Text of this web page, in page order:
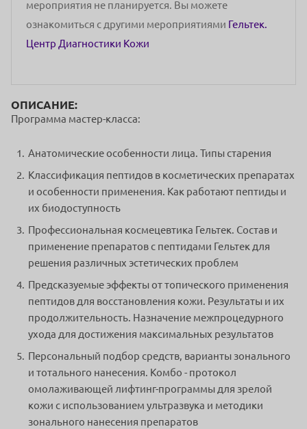
мероприятия не планируется. Вы можете
ознакомиться с другими мероприятиями Гельтек.
Центр Диагностики Кожи
ОПИСАНИЕ:
Программа мастер-класса:
Анатомические особенности лица. Типы старения
Классификация пептидов в косметических препаратах
и особенности применения. Как работают пептиды и
их биодоступность
Профессиональная космецевтика Гельтек. Состав и
применение препаратов с пептидами Гельтек для
решения различных эстетических проблем
Предсказуемые эффекты от топического применения
пептидов для восстановления кожи. Результаты и их
продолжительность. Назначение межпроцедурного
ухода для достижения максимальных результатов
Персональный подбор средств, варианты зонального
и тотального нанесения. Комбо - протокол
омолаживающей лифтинг-программы для зрелой
кожи с использованием ультразвука и методики
зонального нанесения препаратов